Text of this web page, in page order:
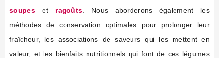
soupeset ragoûts . Nous aborderons également les
méthodes de conservation optimales pour prolonger leur
fraîcheur, les associations de saveurs qui les mettent en
valeur, et les bienfaits nutritionnels qui font de ces légumes